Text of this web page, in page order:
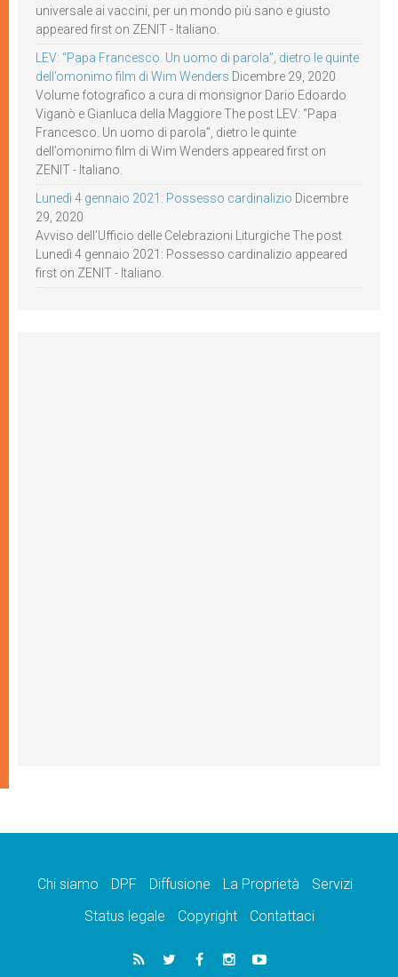
universale ai vaccini, per un mondo più sano e giusto
appeared first on ZENIT - Italiano.
LEV: “Papa Francesco. Un uomo di parola”, dietro le quinte
dell’omonimo film di Wim Wenders Dicembre 29, 2020
Volume fotografico a cura di monsignor Dario Edoardo
Viganò e Gianluca della Maggiore The post LEV: “Papa
Francesco. Un uomo di parola”, dietro le quinte
dell’omonimo film di Wim Wenders appeared first on
ZENIT - Italiano.
Lunedì 4 gennaio 2021: Possesso cardinalizio Dicembre
29, 2020
Avviso dell’Ufficio delle Celebrazioni Liturgiche The post
Lunedì 4 gennaio 2021: Possesso cardinalizio appeared
first on ZENIT - Italiano.
Chi siamo DPF Diffusione La Proprietà
Servizi
Status legale
Copyright Contattaci